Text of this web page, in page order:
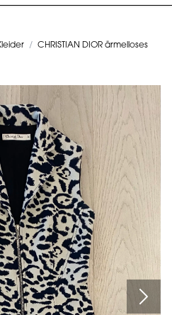
/ CHRISTIAN DIOR ärmelloses